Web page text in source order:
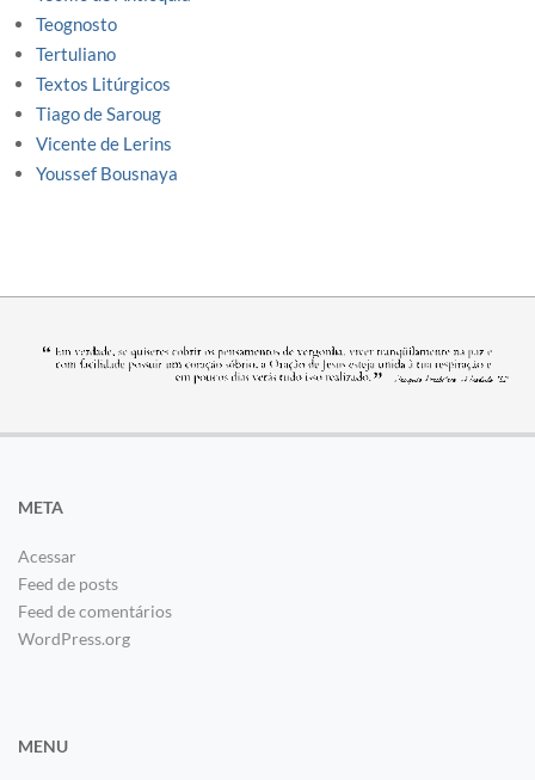
Teognosto
Tertuliano
Textos Litúrgicos
Tiago de Saroug
Vicente de Lerins
Youssef Bousnaya
META
Acessar
Feed de posts
Feed de comentários
WordPress.org
MENU